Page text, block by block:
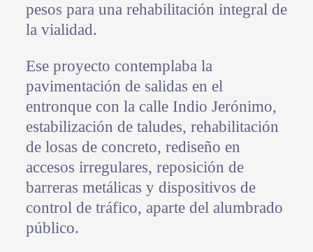
pesos para una rehabilitación integral de
la vialidad.
Ese proyecto contemplaba la
pavimentación de salidas en el
entronque con la calle Indio Jerónimo,
estabilización de taludes, rehabilitación
de losas de concreto, rediseño en
accesos irregulares, reposición de
barreras metálicas y dispositivos de
control de tráfico, aparte del alumbrado
público.